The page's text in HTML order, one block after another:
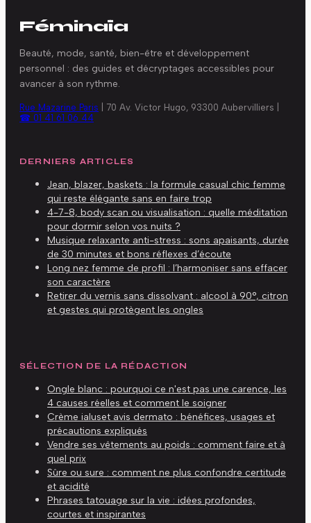
Féminaïa
Beauté, mode, santé, bien-être et développement
personnel : des guides et décryptages accessibles pour
avancer à son rythme.
Rue Mazarine Paris 70 Av. Victor Hugo, 93300 Aubervilliers
☎ 01 41 61 06 44
DERNIERS ARTICLES
Jean, blazer, baskets : la formule casual chic femme
qui reste élégante sans en faire trop
4-7-8, body scan ou visualisation : quelle méditation
pour dormir selon vos nuits ?
Musique relaxante anti-stress : sons apaisants, durée
de 30 minutes et bons réflexes d’écoute
Long nez femme de profil : l’harmoniser sans effacer
son caractère
Retirer du vernis sans dissolvant : alcool à 90°, citron
et gestes qui protègent les ongles
SÉLECTION DE LA RÉDACTION
Ongle blanc : pourquoi ce n'est pas une carence, les
4 causes réelles et comment le soigner
Crème ialuset avis dermato : bénéfices, usages et
précautions expliqués
Vendre ses vêtements au poids : comment faire et à
quel prix
Sûre ou sure : comment ne plus confondre certitude
et acidité
Phrases tatouage sur la vie : idées profondes,
courtes et inspirantes